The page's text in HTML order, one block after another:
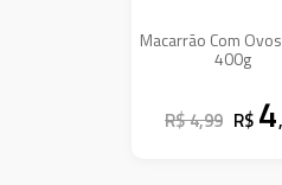
Macarrão Com
400g
R$ 4,99 R$ 4